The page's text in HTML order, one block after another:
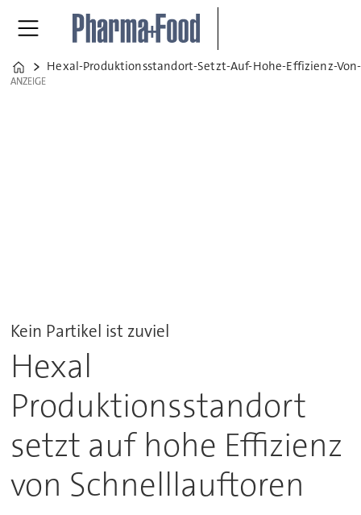
Home
Hexal-Produktionsstandort-Setzt-Auf-Hohe-Effizienz-
ANZEIGE
ANZEIGE
Kein Partikel ist zuviel
Hexal
Produktionsstandort
setzt auf hohe Effizienz
von Schnelllauftoren